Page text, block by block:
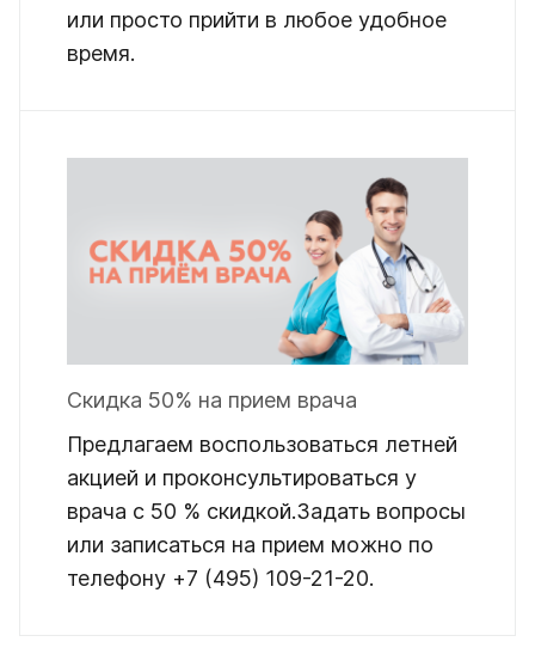
или просто прийти в любое удобное
время.
Скидка 50% на прием врача
Предлагаем воспользоваться летней
акцией и проконсультироваться у
врача с 50 % скидкой.Задать вопросы
или записаться на прием можно по
телефону +7 (495) 109-21-20.